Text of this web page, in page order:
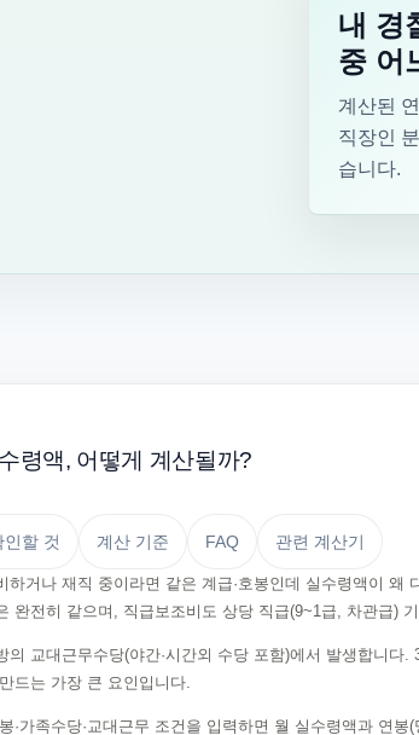
내 경
중 어
계산된
직장인
습니다.
령액, 어떻게 계산될까?
인할 것 계산 기준 FAQ 관련 계산기
하거나 재직 중이라면 같은 계급·호봉인데 실수령액이
완전히 같으며, 직급보조비도 상당 직급(9~1급, 차관급)
의 교대근무수당(야간·시간외 수당 포함)에서 발생합니
드는 가장 큰 요인입니다.
·가족수당·교대근무 조건을 입력하면 월 실수령액과 연